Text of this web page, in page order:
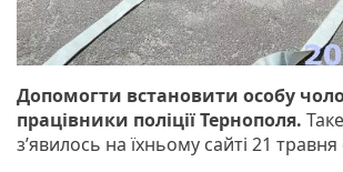
Допомогти встановити особу
працівники поліції Тернополя.
з’явилось на їхньому сайті 21